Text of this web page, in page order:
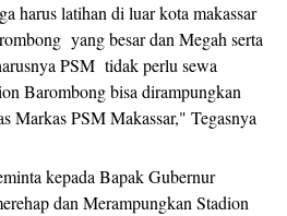
harus latihan di luar kota makassar
yang besar dan Megah serta
PSM tidak perlu sewa
Barombong bisa dirampungkan
Markas PSM Makassar," Tegasnya
kepada Bapak Gubernur
dan Merampungkan Stadion